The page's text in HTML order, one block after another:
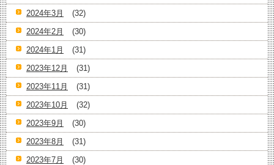
2024年3月
(32)
2024年2月
(30)
2024年1月
(31)
2023年12月
(31)
2023年11月
(31)
2023年10月
(32)
2023年9月
(30)
2023年8月
(31)
2023年7月
(30)